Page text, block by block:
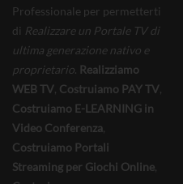
Professionale per permetterti
di Realizzare un Portale TV di
ultima generazione nativo e
proprietario. Realizziamo
WEB TV, Costruiamo PAY TV,
Costruiamo E-LEARNING in
Video Conferenza,
Costruiamo Portali
Streaming per Giochi Online,